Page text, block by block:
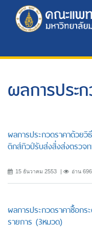
ผลการประ
ผลการประกวดราคาด้วย
ติกส์ทิวป์รับส่งสิ่งส่งตรวจ
15 ธันวาคม 2553 อ่าน
ผลการประกวดราคาซื้อกร
รายการ (3หมวด)